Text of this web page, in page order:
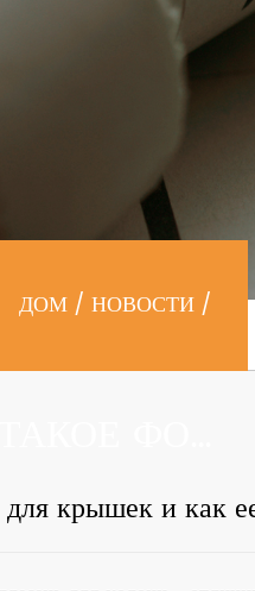
ДОМ /НОВОСТИ /
крышек и как